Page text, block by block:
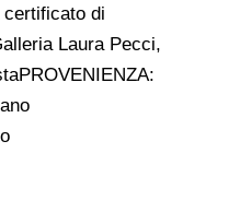
certificato di
Laura Pecci,